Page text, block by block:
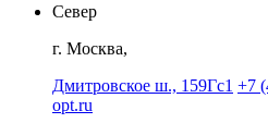
Север
г. Москва,
Дмитровское ш., 159Гс1 +7
opt.ru